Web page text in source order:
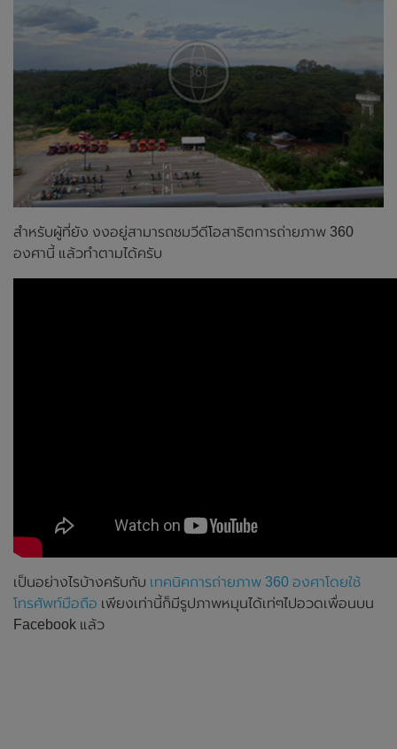
สำหรับผู้ที่ยัง งงอยู่สามารถชมวีดีโอสาธิตการถ่ายภาพ 360
องศานี้ แล้วทำตามได้ครับ
เป็นอย่างไรบ้างครับกับ เทคนิคการถ่ายภาพ 360 องศาโดยใช้
โทรศัพท์มือถือ เพียงเท่านี้ก็มีรูปภาพหมุนได้เท่ๆไปอวดเพื่อนบน
Facebook แล้ว